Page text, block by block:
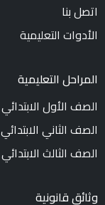
اتصل بنا
الأدوات التعليمية
المراحل التعليمية
الصف الأول الابتدائي
الصف الثاني الابتدائي
الصف الثالث الابتدائي
وثائق قانونية